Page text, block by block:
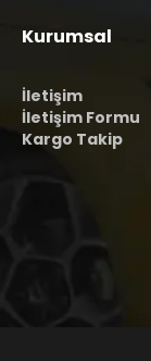
Kurumsal
İletişim
İletişim Formu
Kargo Takip